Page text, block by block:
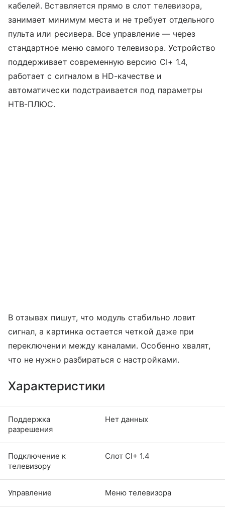
кабелей. Вставляется прямо в слот телевизора,
занимает минимум места и не требует отдельного
пульта или ресивера. Все управление — через
стандартное меню самого телевизора. Устройство
поддерживает современную версию CI+ 1.4,
работает с сигналом в HD-качестве и
автоматически подстраивается под параметры
НТВ-ПЛЮС.
В отзывах пишут, что модуль стабильно ловит
сигнал, а картинка остается четкой даже при
переключении между каналами. Особенно хвалят,
что не нужно разбираться с настройками.
Характеристики
Поддержка
разрешения
Нет данных
Подключение к
телевизору
Слот CI+ 1.4
Управление Меню телевизора